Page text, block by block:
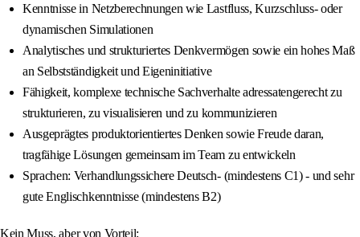
Kenntnisse in Netzberechnungen wie Lastfluss, Kurzschluss- oder
dynamischen Simulationen
Analytisches und strukturiertes Denkvermögen sowie ein hohes Maß
an Selbstständigkeit und Eigeninitiative
Fähigkeit, komplexe technische Sachverhalte adressatengerecht zu
strukturieren, zu visualisieren und zu kommunizieren
Ausgeprägtes produktorientiertes Denken sowie Freude daran,
tragfähige Lösungen gemeinsam im Team zu entwickeln
Sprachen: Verhandlungssichere Deutsch- (mindestens C1) - und sehr
gute Englischkenntnisse (mindestens B2)
Kein Muss, aber von Vorteil: